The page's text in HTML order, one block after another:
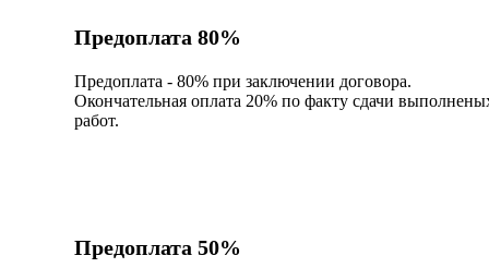
Предоплата 80%
Предоплата - 80% при заключении договора.
Окончательная оплата 20% по факту сдачи
работ.
Предоплата 50%